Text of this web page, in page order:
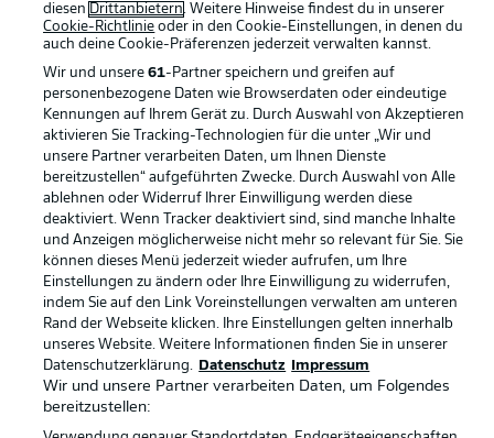
Datenschutz Nutzungsbedingungen
Kontakt Jobs
Impressum Partner
Spieler Liveticker
AGB
© 2026 Bundesliga-Gruppe GmbH
Sprachauswahl
diesen Drittanbietern. Weitere Hinweise findest du in unserer
Cookie-Richtlinie oder in den Cookie-Einstellungen, in denen du
auch deine Cookie-Präferenzen jederzeit verwalten kannst.
Wir und unsere61-Partner speichern und greifen auf
personenbezogene Daten wie Browserdaten oder eindeutige
Kennungen auf Ihrem Gerät zu. Durch Auswahl von Akzeptieren
aktivieren Sie Tracking-Technologien für die unter „Wir und
unsere Partner verarbeiten Daten, um Ihnen Dienste
bereitzustellen“ aufgeführten Zwecke. Durch Auswahl von Alle
ablehnen oder Widerruf Ihrer Einwilligung werden diese
deaktiviert. Wenn Tracker deaktiviert sind, sind manche Inhalte
und Anzeigen möglicherweise nicht mehr so relevant für Sie. Sie
können dieses Menü jederzeit wieder aufrufen, um Ihre
Einstellungen zu ändern oder Ihre Einwilligung zu widerrufen,
indem Sie auf den Link Voreinstellungen verwalten am unteren
Rand der Webseite klicken. Ihre Einstellungen gelten innerhalb
unseres Website. Weitere Informationen finden Sie in unserer
Datenschutzerklärung.
Datenschutz Impressum
Wir und unsere Partner verarbeiten Daten, um Folgendes
bereitzustellen: